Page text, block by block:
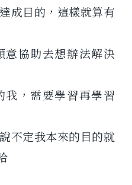
成目的，這樣就算有
意協助去想辦法解決
我，需要學習再學習
不定我本來的目的就